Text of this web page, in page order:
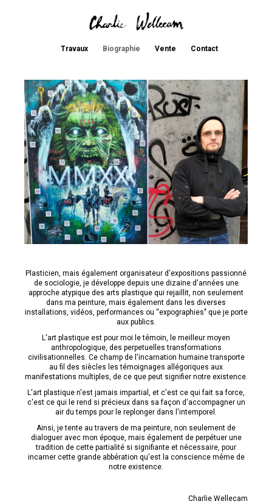
Travaux Biographie Vente Contact
Plasticien, mais également organisateur d'expositions passionné
de sociologie, je développe depuis une dizaine d'années une
approche atypique des arts plastique qui rejaillit, non seulement
dans ma peinture, mais également dans les diverses
installations, vidéos, performances ou “expographies" que je porte
aux publics.
L'art plastique est pour moi le témoin, le meilleur moyen
anthropologique, des perpetuelles transformations
civilisationnelles. Ce champ de l'incarnation humaine transporte
au fil des siècles les témoignages allégoriques aux
manifestations multiples, de ce que peut signifier notre existence.
L'art plastique n'est jamais impartial, et c'est ce qui fait sa force,
c'est ce qui le rend si précieux dans sa façon d'accompagner un
air du temps pour le replonger dans l'intemporel.
Ainsi, je tente au travers de ma peinture, non seulement de
dialoguer avec mon époque, mais également de perpétuer une
tradition de cette partialité si signifiante et nécessaire, pour
incarner cette grande abbération qu'est la conscience même de
notre existence.
Charlie Wellecam